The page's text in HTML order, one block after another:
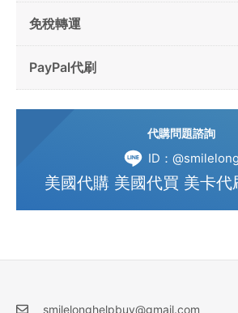
免稅轉運
PayPal代刷
代購問題諮詢
ID：@smilelong
美國代購 美國代買 美卡代
smilelonghelpbuy@gmail.com